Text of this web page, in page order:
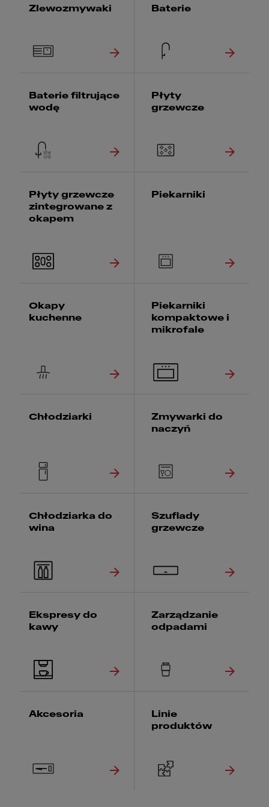
Zlewozmywaki Baterie
Baterie filtrujące
wodę
Płyty
grzewcze
Płyty grzewcze
zintegrowane z
okapem
Piekarniki
Okapy
kuchenne
Piekarniki
kompaktowe i
mikrofale
Chłodziarki
Zmywarki do
naczyń
Chłodziarka do
wina
Szuflady
grzewcze
Ekspresy do
kawy
Zarządzanie
odpadami
Akcesoria
Linie
produktów